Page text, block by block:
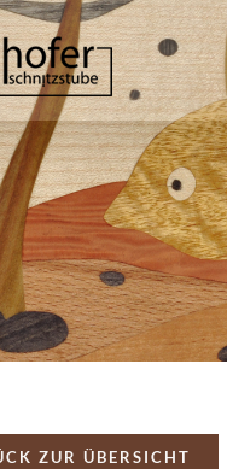
ZUR ÜBERSICHT